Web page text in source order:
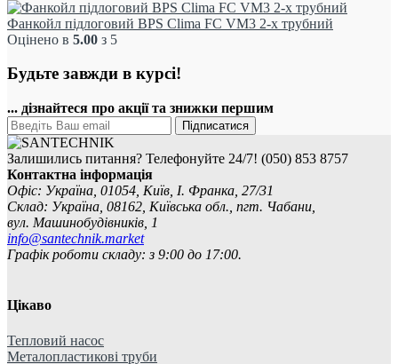
Фанкойл підлоговий BPS Clima FC VM3 2-х трубний
Оцінено в 5.00 з 5
Будьте завжди в курсі!
... дізнайтеся про акції та знижки першим
Підписатися
Залишились питання? Телефонуйте 24/7! (050) 853 8757
Контактна інформація
Офіс: Україна, 01054, Київ, І. Франка, 27/31
Склад: Україна, 08162, Київська обл., пгт. Чабани,
вул. Машинобудівників, 1
info@santechnik.market
Графік роботи складу: з 9:00 до 17:00.
Цікаво
Тепловий насос
Металопластикові труби